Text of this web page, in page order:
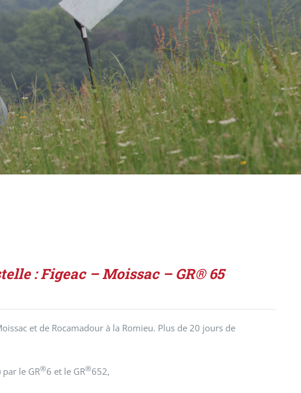
: Figeac – Moissac – GR® 65
et de Rocamadour à la Romieu. Plus de 20 jours de
le GR®6 et le GR®652,